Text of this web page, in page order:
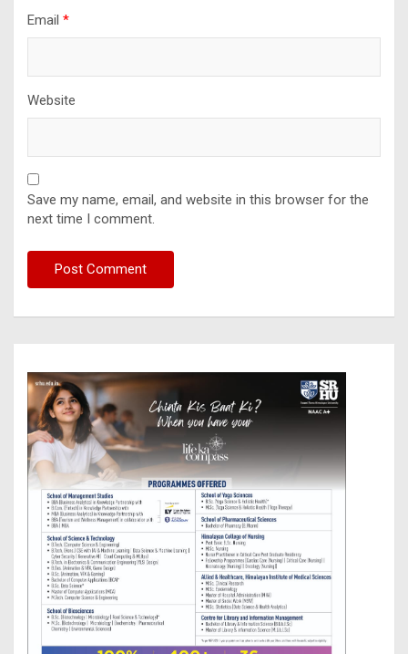
Email *
Website
Save my name, email, and website in this browser for the
next time I comment.